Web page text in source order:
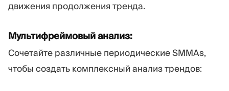
движения продолжения тренда.
Мультифреймовый анализ:
Сочетайте различные периодические SMMAs,
чтобы создать комплексный анализ трендов: